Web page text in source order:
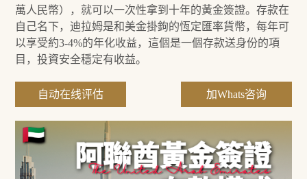
萬人民幣），就可以一次性拿到十年的黃金簽證。存款在
自己名下，迪拉姆是和美金掛鉤的恆定匯率貨幣，每年可
以享受約3-4%的年化收益，這個是一個存款送身份的項
目，投資安全穩定有收益。
自动在线评估 加Whats咨询